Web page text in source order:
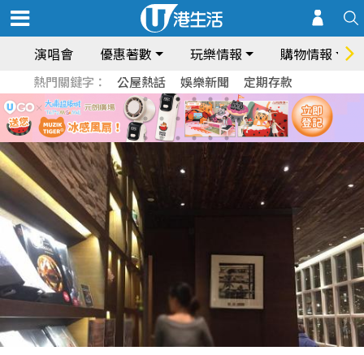
演唱會 優惠著數 玩樂情報 購物情報
熱門關鍵字： 公屋熱話 娛樂新聞 定期存款